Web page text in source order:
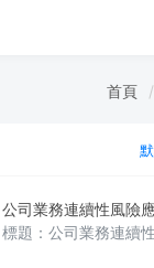
首頁
公司業務連續性風險
標題：公司業務連續